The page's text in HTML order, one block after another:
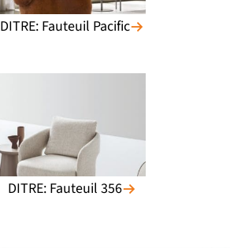
DITRE: Fauteuil Pacific
DITRE: Fauteuil 356